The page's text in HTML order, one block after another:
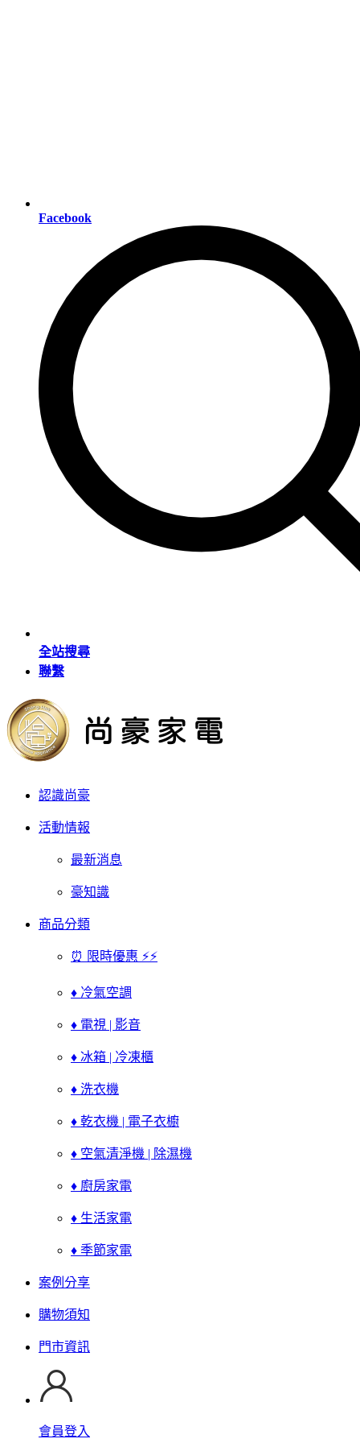
Facebook
全站搜尋
聯繫
認識尚豪
活動情報
最新消息
豪知識
商品分類
⏰ 限時優惠 ⚡⚡
♦ 冷氣空調
♦ 電視 | 影音
♦ 冰箱 | 冷凍櫃
♦ 洗衣機
♦ 乾衣機 | 電子衣櫥
♦ 空氣清淨機 | 除濕機
♦ 廚房家電
♦ 生活家電
♦ 季節家電
案例分享
購物須知
門市資訊
會員登入